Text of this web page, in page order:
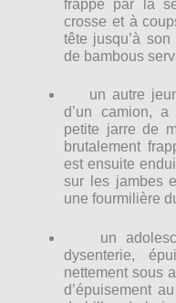
frappé par la
crosse et à
tête jusqu’à
de bambous
un autre
d’un camion, a
petite jarre de
brutalement
est ensuite
sur les jambes
une fourmilière
un
dysenterie,
nettement sous
d’épuisement